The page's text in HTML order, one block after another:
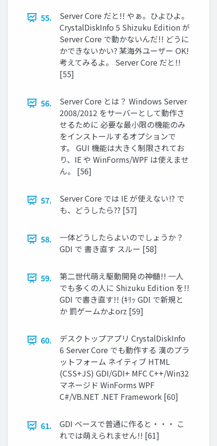
55.
Server Core だと!! やぁ。ひよひよ。
CrystalDiskInfo 5 Shizuku Edition が
Server Core で動かないんだ!! どうに
かできないかい? 某海外ユーザー OK!
考えてみるよ。 Server Core だと!!
[55]
56.
Server Core とは？ Windows Server
2008/2012 をサーバーとして動作さ
せるために 必要な最小限の機能のみ
をインストールするオプションで
す。 GUI 機能は大きく制限されてお
り、IE や WinForms/WPF は使えませ
ん。 [56]
57.
Server Core では IE が使えない!? で
も、どうしたら?? [57]
58.
一体どうしたらよいのでしょうか？
GDI で 書き直す スルー [58]
59.
第二世代萌え駆動開発の神髄!! 一人
でも多くの人に Shizuku Edition を!!
GDI で書き直す!! (ｷﾘｯ GDI で新規と
か 罰ゲームかよorz [59]
60.
デスクトップアプリ CrystalDiskInfo
6 Server Core でも動作する 漢のプラ
ットフォーム ネイティブ HTML
(CSS+JS) GDI/GDI+ MFC C++/Win32
マネージド WinForms WPF
C#/VB.NET .NET Framework [60]
61.
GDI ベースで普通に作ると・・・ こ
れでは萌えられません!! [61]